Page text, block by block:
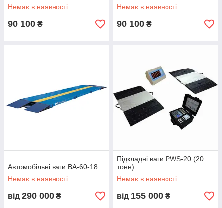
Немає в наявності
90 100 ₴
Немає в наявності
90 100 ₴
Автомобільні ваги ВА-60-18
Немає в наявності
від 290 000 ₴
Підкладні ваги PWS-20 (20
тонн)
Немає в наявності
від 155 000 ₴